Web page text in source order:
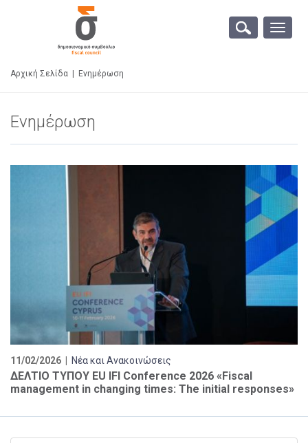
Toggle
Αρχική Σελίδα Ενημέρωση
Ενημέρωση
11/02/2026 | Νέα και Ανακοινώσεις
ΔΕΛΤΙΟ ΤΥΠΟΥ EU IFI Conference 2026 «Fiscal
management in changing times: The initial responses»